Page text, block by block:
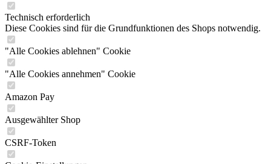
Technisch erforderlich
Diese Cookies sind für die Grundfunktionen des Shops notwendig.
"Alle Cookies ablehnen" Cookie
"Alle Cookies annehmen" Cookie
Amazon Pay
Ausgewählter Shop
CSRF-Token